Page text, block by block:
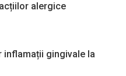
alergice
inflamații gingivale la